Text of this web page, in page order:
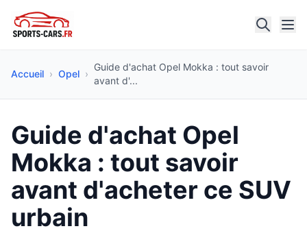
Accueil › Opel ›
Guide d'achat Opel Mokka : tout savoir
avant d'...
Guide d'achat Opel
Mokka : tout savoir
avant d'acheter ce SUV
urbain